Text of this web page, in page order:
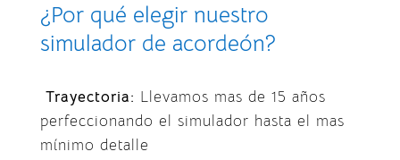
¿Por qué elegir nuestro
simulador de acordeón?
Trayectoria: Llevamos mas de 15 años
perfeccionando el simulador hasta el mas
mínimo detalle